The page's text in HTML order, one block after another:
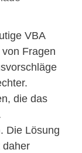
VBA
Fragen
die das
Die Lösung
daher